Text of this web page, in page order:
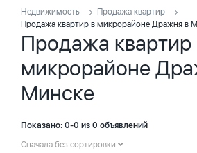
Недвижимость
Продажа квартир
Продажа квартир в микрорайоне Дражня в
Продажа квартир
микрорайоне
Минске
Показано: 0-0 из 0 объявлений
Сначала без сортировки